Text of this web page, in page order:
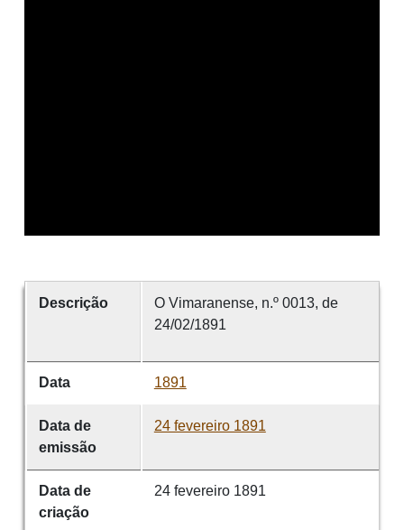
Descrição
O Vimaranense, n.º 0013, de
24/02/1891
Data 1891
Data de
emissão
24 fevereiro 1891
Data de
criação
24 fevereiro 1891